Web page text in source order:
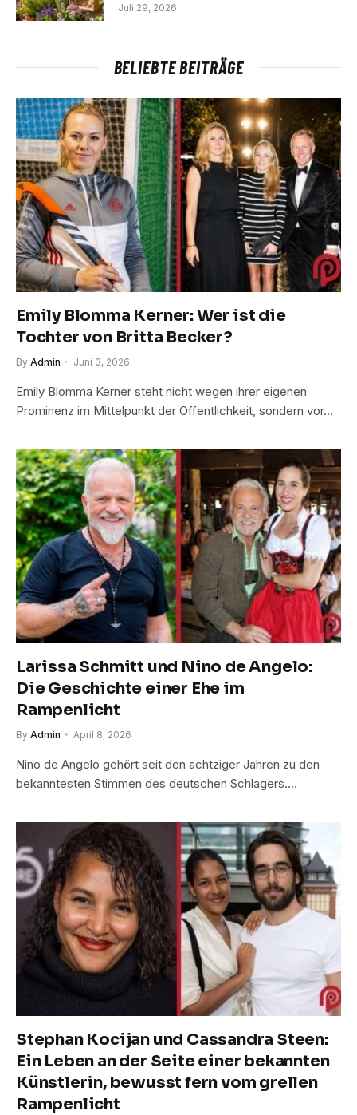
Juli 29, 2026
BELIEBTE BEITRÄGE
Emily Blomma Kerner: Wer ist die
Tochter von Britta Becker?
By Admin Juni 3, 2026
Emily Blomma Kerner steht nicht wegen ihrer eigenen
Prominenz im Mittelpunkt der Öffentlichkeit, sondern vor…
Larissa Schmitt und Nino de Angelo:
Die Geschichte einer Ehe im
Rampenlicht
By Admin April 8, 2026
Nino de Angelo gehört seit den achtziger Jahren zu den
bekanntesten Stimmen des deutschen Schlagers.…
Stephan Kocijan und Cassandra Steen:
Ein Leben an der Seite einer bekannten
Künstlerin, bewusst fern vom grellen
Rampenlicht